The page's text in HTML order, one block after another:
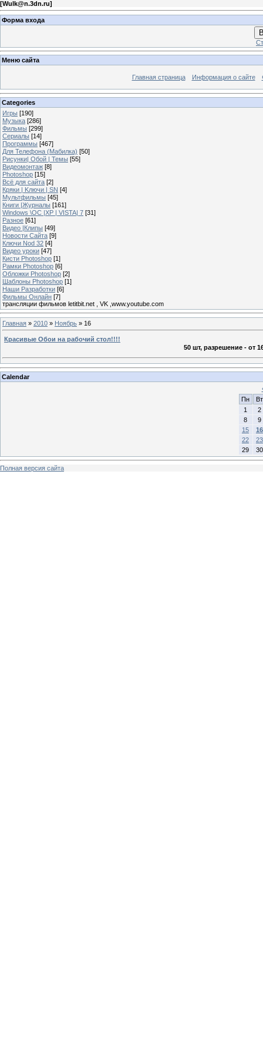
[Wulk@n.3dn.ru]
Форма входа
Меню сайта
Главная страница Информация о сайте
Categories
Игры [190]
Музыка [286]
Фильмы [299]
Сериалы [14]
Программы [467]
Для Телефона (Мабилка) [50]
Рисунки| Обой | Темы [55]
Видеомонтаж [8]
Photoshop [15]
Всё для сайта [2]
Кряки | Kлючи | SN [4]
Мультфильмы [45]
Книги |Журналы [161]
Windows \OC |XP | VISTA| 7 [31]
Разное [61]
Видео |Клипы [49]
Новости Сайта [9]
Ключи Nod 32 [4]
Видео уроки [47]
Кисти Photoshop [1]
Рамки Photoshop [6]
Обложки Photoshop [2]
Шаблоны Photoshop [1]
Наши Разработки [6]
Фильмы Онлайн [7]
трансляции фильмов letitbit.net , VK ,www.youtube.com
Главная » 2010 » Ноябрь » 16
Красивые Обои на рабочий стол!!!!
50 шт, разрешение - от
Calendar
Пн
Вт
1
2
8
9
15
16
22
23
29
30
Полная версия сайта